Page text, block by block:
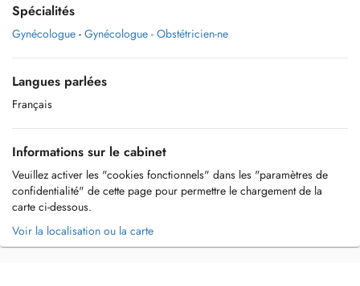
Spécialités
Gynécologue - Gynécologue - Obstétricien-ne
Langues parlées
Français
Informations sur le cabinet
Veuillez activer les "cookies fonctionnels" dans les "paramètres de
confidentialité" de cette page pour permettre le chargement de la
carte ci-dessous.
Voir la localisation ou la carte